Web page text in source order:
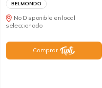
BELMONDO
No Disponible en local
seleccionado
Comprar